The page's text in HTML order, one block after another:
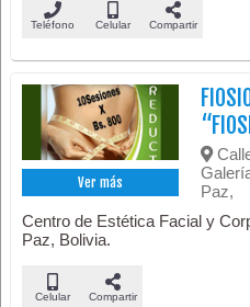
Teléfono Celular Compartir
Ver más
Paz,
Centro de Estética Facial y
Paz, Bolivia.
Celular Compartir